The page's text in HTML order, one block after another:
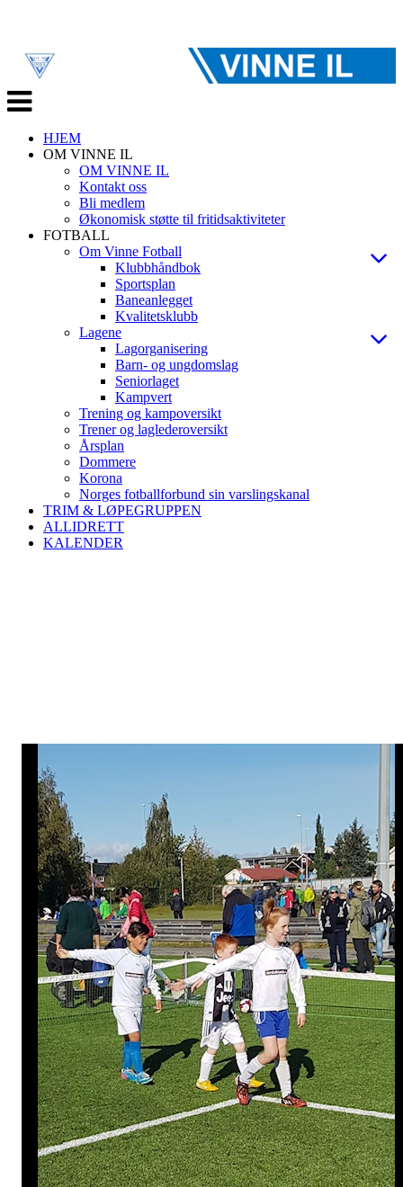
Veksle
navigasjon
HJEM
OM VINNE IL
OM VINNE IL
Kontakt oss
Bli medlem
Økonomisk støtte til fritidsaktiviteter
FOTBALL
Om Vinne Fotball
Klubbhåndbok
Sportsplan
Baneanlegget
Kvalitetsklubb
Lagene
Lagorganisering
Barn- og ungdomslag
Seniorlaget
Kampvert
Trening og kampoversikt
Trener og laglederoversikt
Årsplan
Dommere
Korona
Norges fotballforbund sin varslingskanal
TRIM & LØPEGRUPPEN
ALLIDRETT
KALENDER